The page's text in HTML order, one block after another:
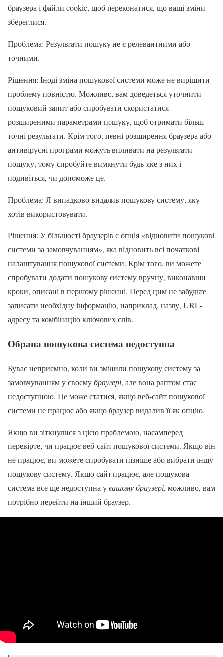
браузера і файли cookie, щоб переконатися, що ваші зміни
збереглися.
Проблема: Результати пошуку не є релевантними або
точними.
Рішення: Іноді зміна пошукової системи може не вирішити
проблему повністю. Можливо, вам доведеться уточнити
пошуковий запит або спробувати скористатися
розширеними параметрами пошуку, щоб отримати більш
точні результати. Крім того, певні розширення браузера або
антивірусні програми можуть впливати на результати
пошуку, тому спробуйте вимкнути будь-яке з них і
подивіться, чи допоможе це.
Проблема: Я випадково видалив пошукову систему, яку
хотів використовувати.
Рішення: У більшості браузерів є опція «відновити пошукові
системи за замовчуванням», яка відновить всі початкові
налаштування пошукової системи. Крім того, ви можете
спробувати додати пошукову систему вручну, виконавши
кроки, описані в першому рішенні. Перед цим не забудьте
записати необхідну інформацію, наприклад, назву, URL-
адресу та комбінацію ключових слів.
Обрана пошукова система недоступна
Буває неприємно, коли ви змінили пошукову систему за
замовчуванням у своємубраузері, але вона раптом стає
недоступною. Це може статися, якщо веб-сайт пошукової
системи не працює або якщо браузер видалив її як опцію.
Якщо ви зіткнулися з цією проблемою, насамперед
перевірте, чи працює веб-сайт пошукової системи. Якщо він
не працює, ви можете спробувати пізніше або вибрати іншу
пошукову систему. Якщо сайт працює, але пошукова
система все ще недоступна увашому браузері, можливо, вам
потрібно перейти на інший браузер.